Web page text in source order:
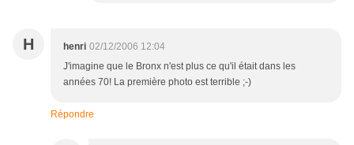
H henri 02/12/2006 12:04
J'imagine que le Bronx n'est plus ce qu'il était dans les
années 70! La première photo est terrible ;-)
Répondre